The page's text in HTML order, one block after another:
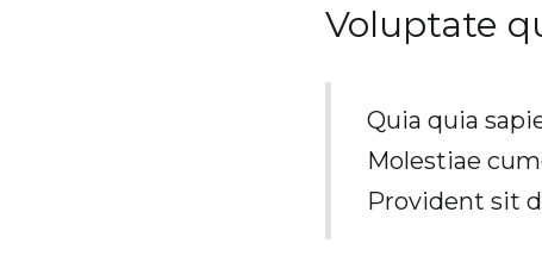
Voluptate
Quia quia
Molestiae
Provident sit